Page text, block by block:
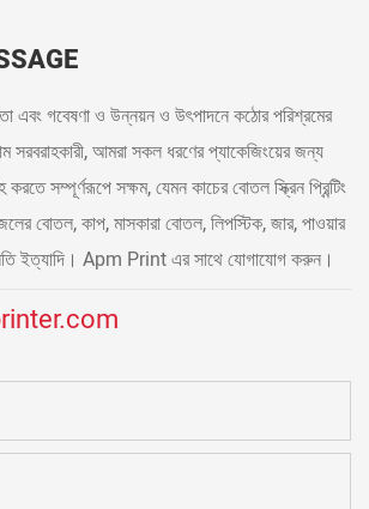
এবং গবেষণা ও উন্নয়ন ও উৎপাদনে কঠোর পরিশ্রমের
সরবরাহকারী, আমরা সকল ধরণের প্যাকেজিংয়ের জন্য
করতে সম্পূর্ণরূপে সক্ষম, যেমন কাচের বোতল স্ক্রিন প্রিন্টিং
বোতল, কাপ, মাসকারা বোতল, লিপস্টিক, জার, পাওয়ার
ইত্যাদি। Apm Print এর সাথে যোগাযোগ করুন।